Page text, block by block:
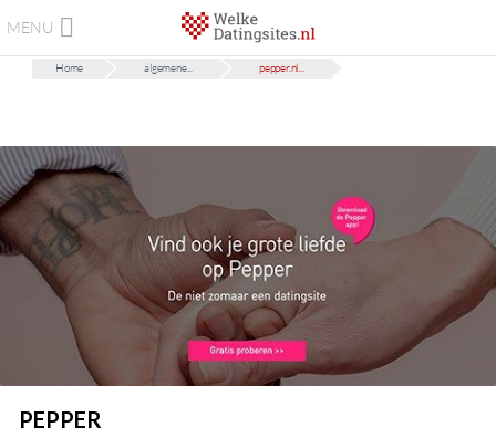
MENU
Home algemene... pepper.nl...
PEPPER